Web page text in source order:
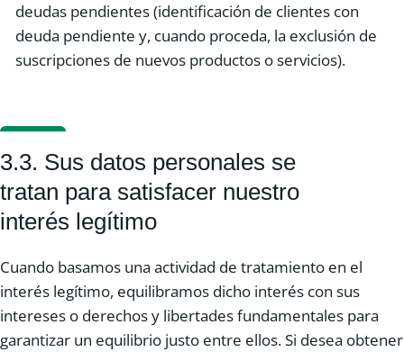
deudas pendientes (identificación de clientes con
deuda pendiente y, cuando proceda, la exclusión de
suscripciones de nuevos productos o servicios).
3.3. Sus datos personales se
tratan para satisfacer nuestro
interés legítimo
Cuando basamos una actividad de tratamiento en el
interés legítimo, equilibramos dicho interés con sus
intereses o derechos y libertades fundamentales para
garantizar un equilibrio justo entre ellos. Si desea obtener